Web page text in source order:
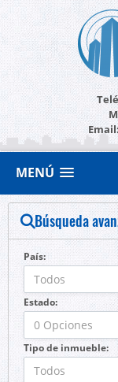
Email:
MENÚ
Búsqueda
País:
Todos
Estado:
0 Opciones
Tipo de inmueble:
Todos